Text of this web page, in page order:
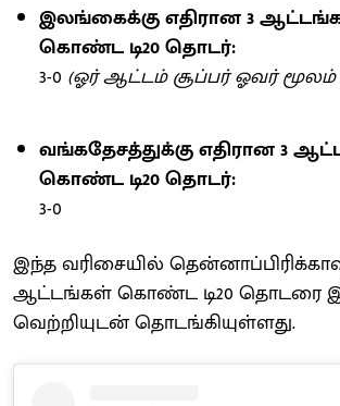
இலங்கைக்கு எதிரான 3
கொண்ட டி20 தொடர்:
3-0 (ஓர் ஆட்டம் சூப்பர் ஓவர்
வங்கதேசத்துக்கு எதிரான 3
கொண்ட டி20 தொடர்:
3-0
இந்த வரிசையில்
ஆட்டங்கள் கொண்ட டி20 தொடரை
வெற்றியுடன் தொடங்கியுள்ளது.